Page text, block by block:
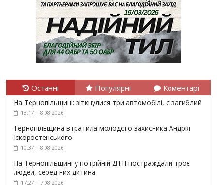
Останні Популярні Коментарі
На Тернопільщині: зіткнулися три автомобілі, є загиблий
13:17 | 8.08.2026
Тернопільщина втратила молодого захисника Андрія
Іскоростенського
10:37 | 8.08.2026
На Тернопільщині у потрійній ДТП постраждали троє
людей, серед них дитина
17:27 | 7.08.2026